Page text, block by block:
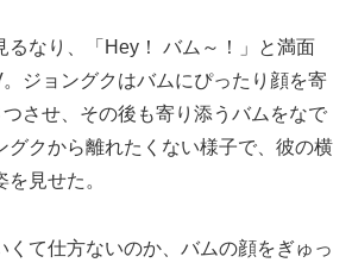
るなり、「Hey！ バム～！」と満面
ジョングクはバムにぴったり顔を寄
させ、その後も寄り添うバムをなで
グクから離れたくない様子で、彼の横
見せた。
くて仕方ないのか、バムの顔をぎゅっ